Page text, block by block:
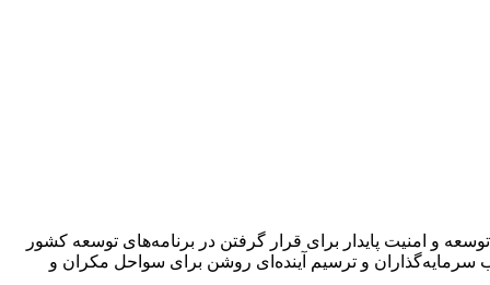
و امنیت پایدار برای قرار گرفتن در برنامه‌های توسعه کشور
و ترسیم آینده‌ای روشن برای سواحل مکران و